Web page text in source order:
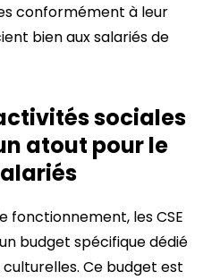
conformément à leur
bien aux salariés de
sociales
atout pour le
fonctionnement, les CSE
budget spécifique dédié
Ce budget est